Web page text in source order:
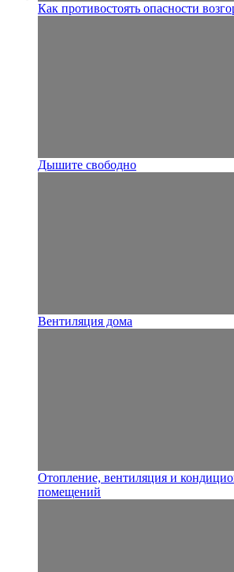
Как противостоять опасности
Дышите свободно
Вентиляция дома
Отопление, вентиляция и
помещений